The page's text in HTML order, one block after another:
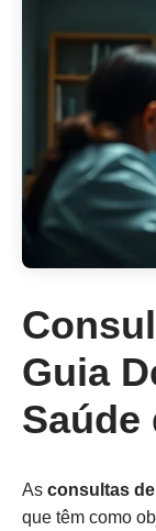
Guia
Saúde
As consultas
que têm como